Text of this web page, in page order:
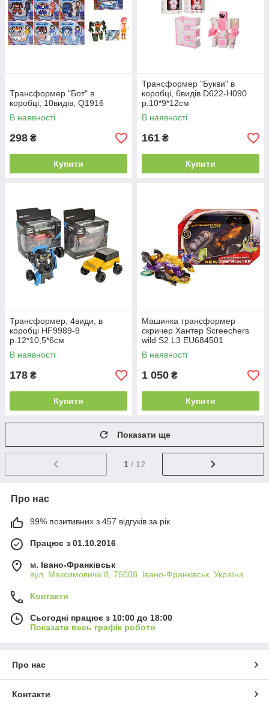
Трансформер "Бот" в
коробці, 10видів, Q1916
В наявності
298 ₴
Купити
Трансформер "Букви" в
коробці, 6видів D622-H090
р.10*9*12см
В наявності
161 ₴
Купити
Трансформер, 4види, в
коробці HF9989-9
р.12*10,5*6см
В наявності
178 ₴
Купити
Машинка трансформер
скричер Хантер Screechers
wild S2 L3 EU684501
В наявності
1 050 ₴
Купити
Показати ще
1 / 12
Про нас
99% позитивних з 457 відгуків за рік
Працює з 01.10.2016
м. Івано-Франківськ
вул. Максимовича 8, 76008, Івано-Франківськ, Україна
Контакти
Сьогодні працює з 10:00 до 18:00
Показати весь графік роботи
Про нас
Контакти